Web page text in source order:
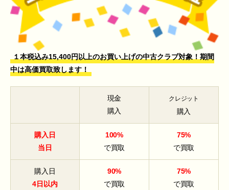
１本税込み15,400円以上のお買い上げの中古クラブ対象！期間
中は高価買取致します！
現金
購入
クレジット
購入
購入日
当日
100%
で買取
75%
で買取
購入日
4日以内
90%
で買取
75%
で買取